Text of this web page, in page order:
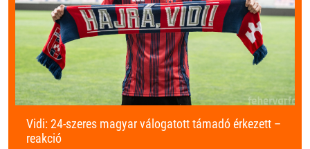
Vidi: 24-szeres magyar válogatott támadó érkezett –
reakció